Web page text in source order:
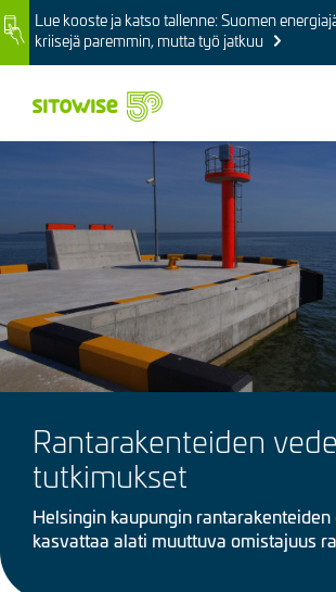
Skip
to
main
ImageLue kooste ja katso tallenne: Suomen
kriisejä paremmin, mutta työ jatkuu
Rantarakenteiden
tutkimukset
Helsingin kaupungin rantarakenteiden
kasvattaa alati muuttuva omistajuus